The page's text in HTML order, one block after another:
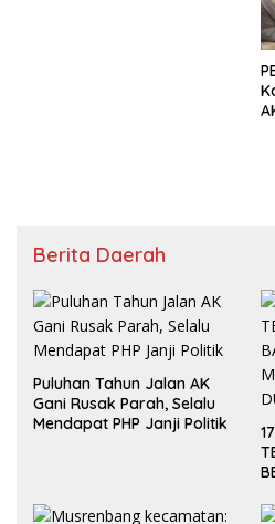
Berita Daerah
Puluhan Tahun Jalan AK
Gani Rusak Parah, Selalu
Mendapat PHP Janji Politik